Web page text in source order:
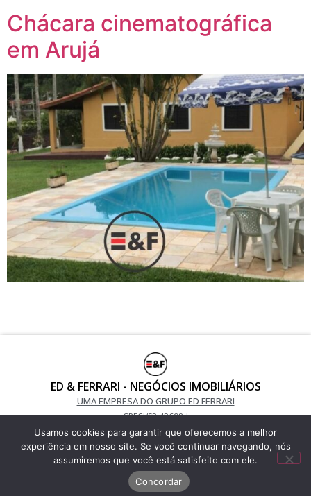
Chácara cinematográfica
em Arujá
ED & FERRARI - NEGÓCIOS IMOBILIÁRIOS
UMA EMPRESA DO GRUPO ED FERRARI
CRECI/SP 42698-J
(11) 9 7052-5487 / (11) 9 7800-3405
Telefone Fixo: 2685-1550
Desenvolvido por Alex Souza – 2023
Usamos cookies para garantir que oferecemos a melhor
experiência em nosso site. Se você continuar navegando, nós
assumiremos que você está satisfeito com ele.
Concordar